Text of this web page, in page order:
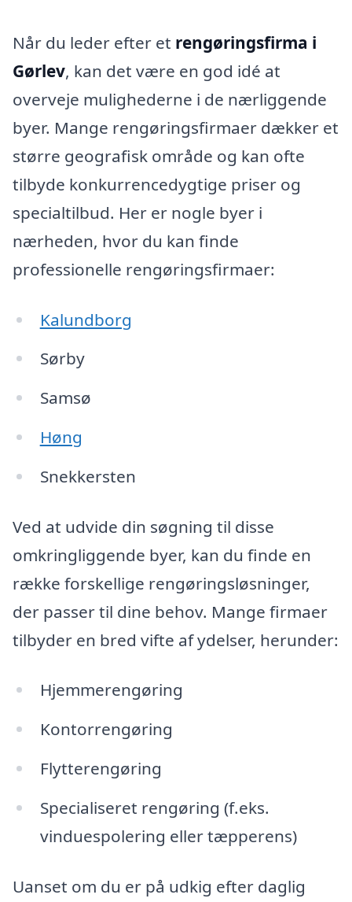
Når du leder efter et rengøringsfirma i
Gørlev, kan det være en god idé at
overveje mulighederne i de nærliggende
byer. Mange rengøringsfirmaer dækker et
større geografisk område og kan ofte
tilbyde konkurrencedygtige priser og
specialtilbud. Her er nogle byer i
nærheden, hvor du kan finde
professionelle rengøringsfirmaer:
Kalundborg
Sørby
Samsø
Høng
Snekkersten
Ved at udvide din søgning til disse
omkringliggende byer, kan du finde en
række forskellige rengøringsløsninger,
der passer til dine behov. Mange firmaer
tilbyder en bred vifte af ydelser, herunder:
Hjemmerengøring
Kontorrengøring
Flytterengøring
Specialiseret rengøring (f.eks.
vinduespolering eller tæpperens)
Uanset om du er på udkig efter daglig